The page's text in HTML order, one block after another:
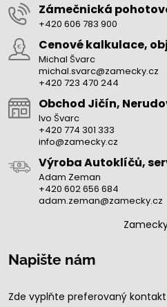
Zámečnická
+420 606 783 900
Cenové kalkulace,
Michal Švarc
michal.svarc@zamecky.cz
+420 723 470 244
Obchod Jičín,
Ivo Švarc
+420 774 301 333
info@zamecky.cz
Výroba Autoklíčů,
Adam Zeman
+420 602 656 684
adam.zeman@zamecky.cz
Napište nám
Zde vyplňte preferovaný kontakt